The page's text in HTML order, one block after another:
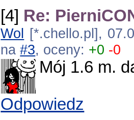
[4] Re:
Wol [*.chello.pl],
na#3, oceny: +0 -0
Mój 1.6 m.
Odpowiedz